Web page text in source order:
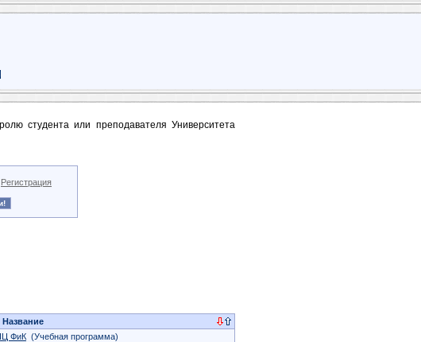
студента или преподавателя Университета
Регистрация
Название
ФиК (Учебная программа)